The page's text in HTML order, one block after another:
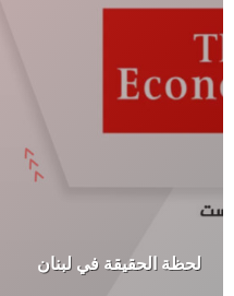
لحظة الحقيقة في لبنان